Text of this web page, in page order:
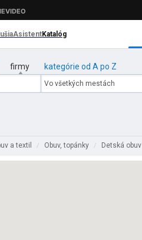
firmy kategórie od A po Z
a textil / Obuv, topánky / Detská obuv